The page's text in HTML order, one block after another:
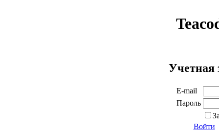
Учетная
E-mail
Пароль
Войти